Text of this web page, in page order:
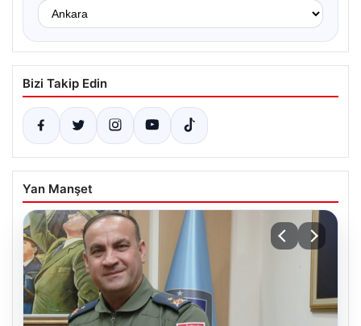
Bizi Takip Edin
Yan Manşet